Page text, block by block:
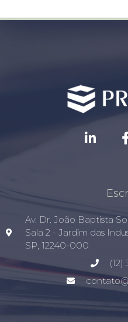
Av. Dr. João Baptista
Sala 2 - Jardim das
SP, 12240-000